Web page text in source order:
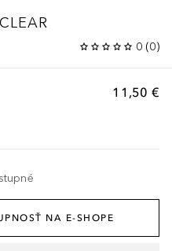
0 (0)
11,50 €
NA E-SHOPE